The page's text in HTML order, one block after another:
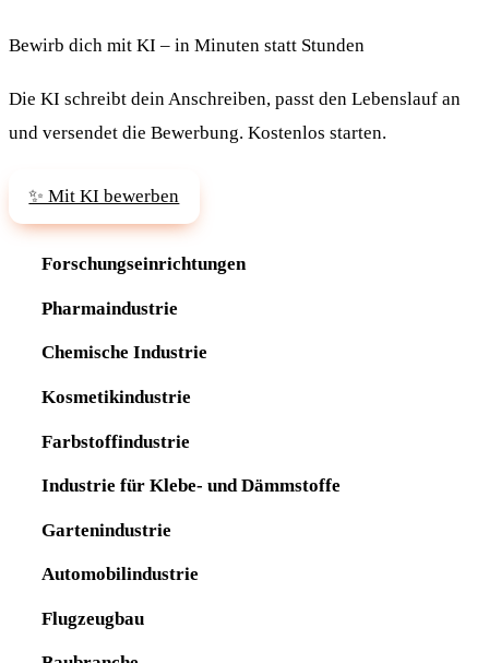
Bewirb dich mit KI – in Minuten statt Stunden
Die KI schreibt dein Anschreiben, passt den Lebenslauf an
und versendet die Bewerbung. Kostenlos starten.
✨ Mit KI bewerben
Forschungseinrichtungen
Pharmaindustrie
Chemische Industrie
Kosmetikindustrie
Farbstoffindustrie
Industrie für Klebe- und Dämmstoffe
Gartenindustrie
Automobilindustrie
Flugzeugbau